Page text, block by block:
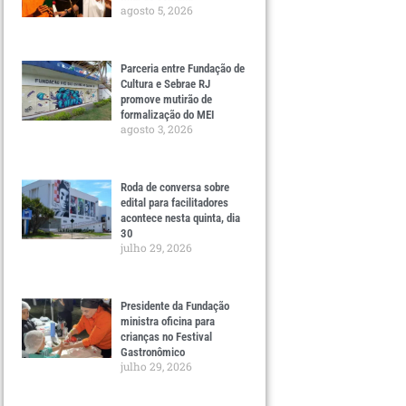
agosto 5, 2026
Parceria entre Fundação de
Cultura e Sebrae RJ
promove mutirão de
formalização do MEI
agosto 3, 2026
Roda de conversa sobre
edital para facilitadores
acontece nesta quinta, dia
30
julho 29, 2026
Presidente da Fundação
ministra oficina para
crianças no Festival
Gastronômico
julho 29, 2026